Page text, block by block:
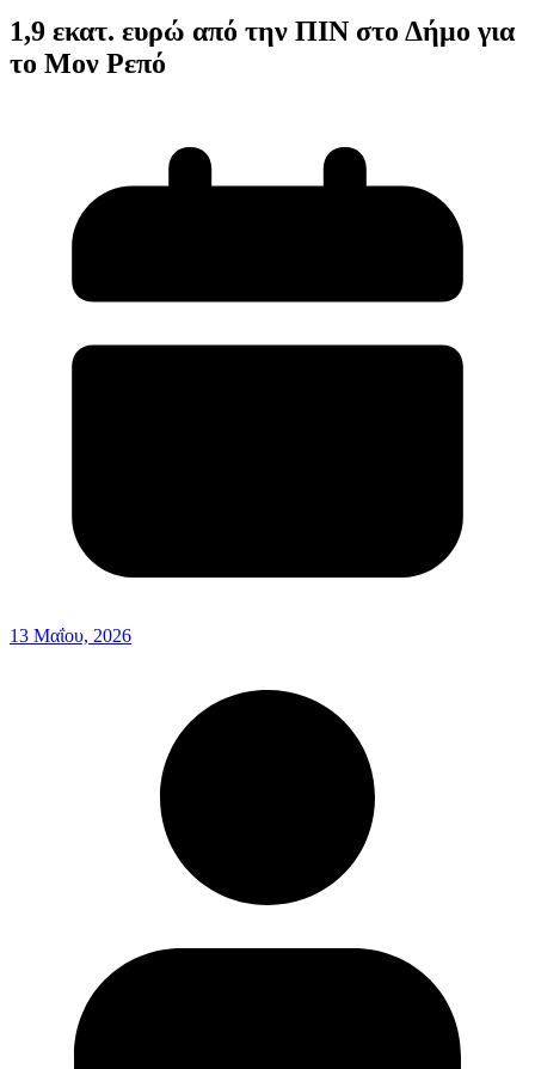
1,9 εκατ. ευρώ από την ΠΙΝ στο Δήμο για
το Μον Ρεπό
13 Μαΐου, 2026